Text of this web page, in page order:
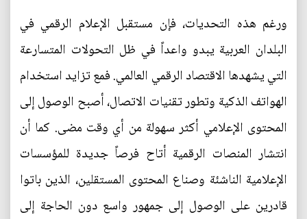
ورغم هذه التحديات، فإن مستقبل الإعلام الرقمي في
البلدان العربية يبدو واعداً في ظل التحولات المتسارعة
التي يشهدها الاقتصاد الرقمي العالمي. فمع تزايد استخدام
الهواتف الذكية وتطور تقنيات الاتصال، أصبح الوصول إلى
المحتوى الإعلامي أكثر سهولة من أي وقت مضى. كما أن
انتشار المنصات الرقمية أتاح فرصاً جديدة للمؤسسات
الإعلامية الناشئة وصناع المحتوى المستقلين، الذين باتوا
قادرين على الوصول إلى جمهور واسع دون الحاجة إلى